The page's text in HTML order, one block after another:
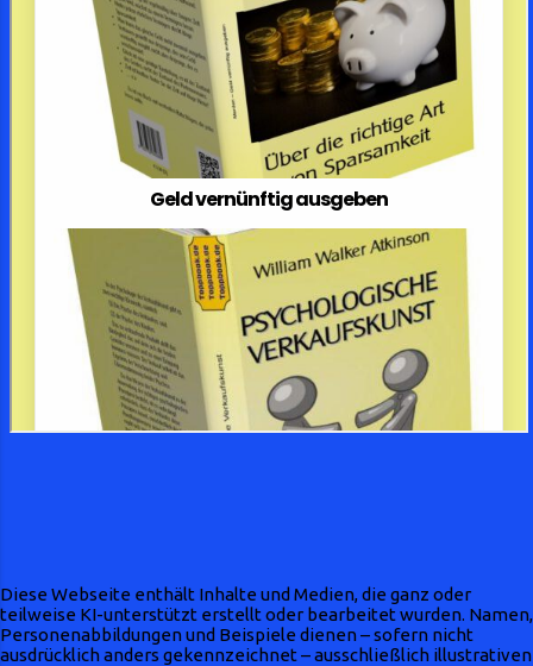
Diese Webseite enthält Inhalte und Medien, die ganz oder
teilweise KI-unterstützt erstellt oder bearbeitet wurden. Namen,
Personenabbildungen und Beispiele dienen – sofern nicht
ausdrücklich anders gekennzeichnet – ausschließlich illustrativen